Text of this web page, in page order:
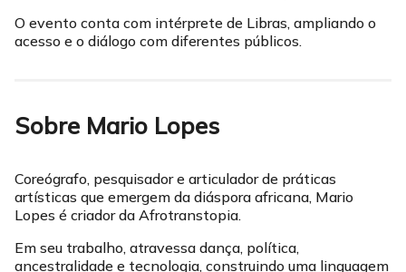
O evento conta com intérprete de Libras, ampliando o
acesso e o diálogo com diferentes públicos.
Sobre Mario Lopes
Coreógrafo, pesquisador e articulador de práticas
artísticas que emergem da diáspora africana, Mario
Lopes é criador da Afrotranstopia.
Em seu trabalho, atravessa dança, política,
ancestralidade e tecnologia, construindo uma linguagem